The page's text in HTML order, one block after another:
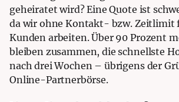
geheiratet wird? Eine Quote ist
da wir ohne Kontakt- bzw. Zeitlimit
Kunden arbeiten. Über 90 Prozent
bleiben zusammen, die schnellste
nach drei Wochen – übrigens der
Online-Partnerbörse.